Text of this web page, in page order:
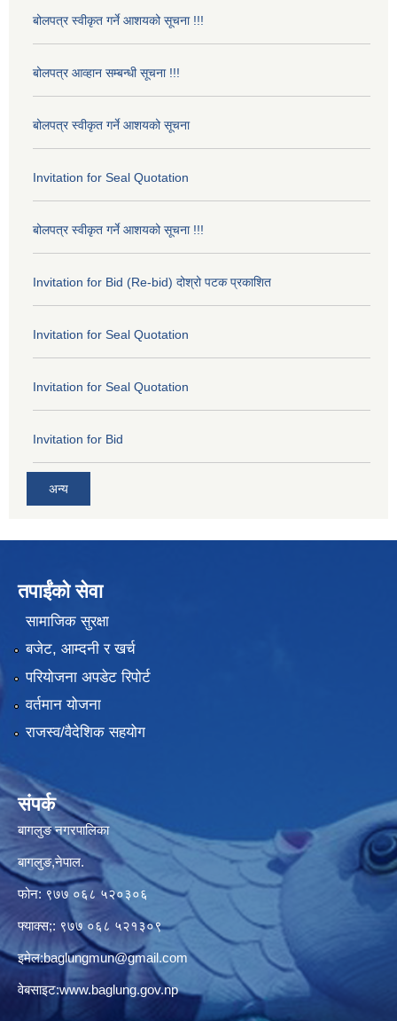
बोलपत्र स्वीकृत गर्ने आशयको सूचना !!!
बोलपत्र आव्हान सम्बन्धी सूचना !!!
बोलपत्र स्वीकृत गर्ने आशयको सूचना
Invitation for Seal Quotation
बोलपत्र स्वीकृत गर्ने आशयको सूचना !!!
Invitation for Bid (Re-bid) दोश्रो पटक प्रकाशित
Invitation for Seal Quotation
Invitation for Seal Quotation
Invitation for Bid
अन्य
तपाईंको सेवा
सामाजिक सुरक्षा
बजेट, आम्दनी र खर्च
परियोजना अपडेट रिपोर्ट
वर्तमान योजना
राजस्व/वैदेशिक सहयोग
संपर्क
बागलुङ नगरपालिका
बागलुङ,नेपाल.
फोन: ९७७ ०६८ ५२०३०६
फ्याक्स;: ९७७ ०६८ ५२१३०९
इमेल:baglungmun@gmail.com
वेबसाइट:www.baglung.gov.np